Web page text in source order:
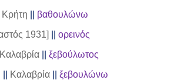
Κρήτη
βαθουλώνω
1931]
ορεινός
Καλαβρία|| ξεβούλωτος
Καλαβρία|| ξεβουλώνω